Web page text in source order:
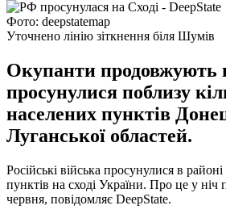
Фото: deepstatemap
Уточнено лінію зіткнення біля Шумів
Окупанти продовжують
просунулися поблизу
населених пунктів
Луганської областей.
Російські війська просунулися в
пунктів на сході України. Про це у ніч
червня, повідомляє DeepState.